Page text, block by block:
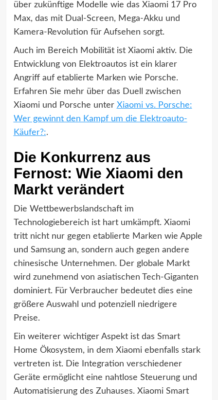
über zukünftige Modelle wie das Xiaomi 17 Pro
Max, das mit Dual-Screen, Mega-Akku und
Kamera-Revolution für Aufsehen sorgt.
Auch im Bereich Mobilität ist Xiaomi aktiv. Die
Entwicklung von Elektroautos ist ein klarer
Angriff auf etablierte Marken wie Porsche.
Erfahren Sie mehr über das Duell zwischen
Xiaomi und Porsche unter Xiaomi vs. Porsche:
Wer gewinnt den Kampf um die Elektroauto-
Käufer?:.
Die Konkurrenz aus
Fernost: Wie Xiaomi den
Markt verändert
Die Wettbewerbslandschaft im
Technologiebereich ist hart umkämpft. Xiaomi
tritt nicht nur gegen etablierte Marken wie Apple
und Samsung an, sondern auch gegen andere
chinesische Unternehmen. Der globale Markt
wird zunehmend von asiatischen Tech-Giganten
dominiert. Für Verbraucher bedeutet dies eine
größere Auswahl und potenziell niedrigere
Preise.
Ein weiterer wichtiger Aspekt ist das Smart
Home Ökosystem, in dem Xiaomi ebenfalls stark
vertreten ist. Die Integration verschiedener
Geräte ermöglicht eine nahtlose Steuerung und
Automatisierung des Zuhauses. Xiaomi Smart